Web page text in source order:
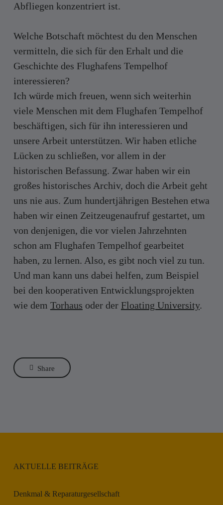
Abfliegen konzentriert ist.
Welche Botschaft möchtest du den Menschen
vermitteln, die sich für den Erhalt und die
Geschichte des Flughafens Tempelhof
interessieren?
Ich würde mich freuen, wenn sich weiterhin
viele Menschen mit dem Flughafen Tempelhof
beschäftigen, sich für ihn interessieren und
unsere Arbeit unterstützen. Wir haben etliche
Lücken zu schließen, vor allem in der
historischen Befassung. Zwar haben wir ein
großes historisches Archiv, doch die Arbeit geht
uns nie aus. Zum hundertjährigen Bestehen etwa
haben wir einen Zeitzeugenaufruf gestartet, um
von denjenigen, die vor vielen Jahrzehnten
schon am Flughafen Tempelhof gearbeitet
haben, zu lernen. Also, es gibt noch viel zu tun.
Und man kann uns dabei helfen, zum Beispiel
bei den kooperativen Entwicklungsprojekten
wie dem Torhaus oder der Floating University.
Share
AKTUELLE BEITRÄGE
Denkmal & Reparaturgesellschaft